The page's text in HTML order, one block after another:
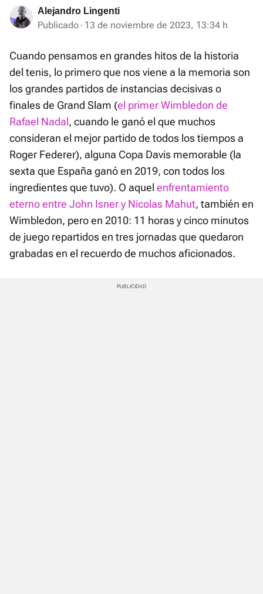
Alejandro Lingenti
Publicado 13 de noviembre de 2023, 13:34 h
Cuando pensamos en grandes hitos de la historia
del tenis, lo primero que nos viene a la memoria son
los grandes partidos de instancias decisivas o
finales de Grand Slam (el primer Wimbledon de
Rafael Nadal, cuando le ganó el que muchos
consideran el mejor partido de todos los tiempos a
Roger Federer), alguna Copa Davis memorable (la
sexta que España ganó en 2019, con todos los
ingredientes que tuvo). O aquel enfrentamiento
eterno entre John Isner y Nicolas Mahut, también en
Wimbledon, pero en 2010: 11 horas y cinco minutos
de juego repartidos en tres jornadas que quedaron
grabadas en el recuerdo de muchos aficionados.